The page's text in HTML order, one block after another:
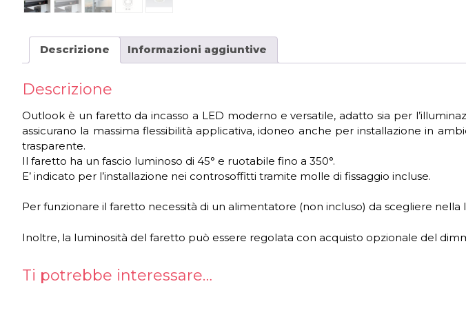
Descrizione Informazioni aggiuntive
Descrizione
Outlook è un faretto da incasso a LED moderno e versatile, adatto sia per
assicurano la massima flessibilità applicativa, idoneo anche per installazione in
trasparente.
Il faretto ha un fascio luminoso di 45° e ruotabile fino a 350°.
E’ indicato per l’installazione nei controsoffitti tramite molle di fissaggio incluse.
Per funzionare il faretto necessità di un alimentatore (non incluso) da scegliere nella
Inoltre, la luminosità del faretto può essere regolata con acquisto opzionale del
Ti potrebbe interessare…